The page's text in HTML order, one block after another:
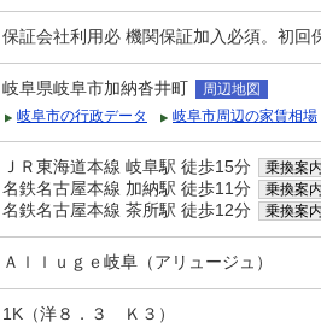
保証会社利用必 機関保証加入必須。初回
岐阜県岐阜市加納沓井町
周辺地図
岐阜市の行政データ
岐阜市周辺の家賃相場
ＪＲ東海道本線 岐阜駅 徒歩15分 乗換案内
名鉄名古屋本線 加納駅 徒歩11分 乗換案内
名鉄名古屋本線 茶所駅 徒歩12分 乗換案内
Ａｌｌｕｇｅ岐阜（アリュージュ）
1K（洋８．３ Ｋ３）